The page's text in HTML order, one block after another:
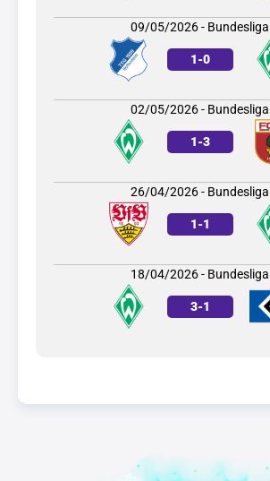
09/05/2026 - Bundesliga
1-0
02/05/2026 - Bundesliga
1-3
26/04/2026 - Bundesliga
1-1
18/04/2026 - Bundesliga
3-1